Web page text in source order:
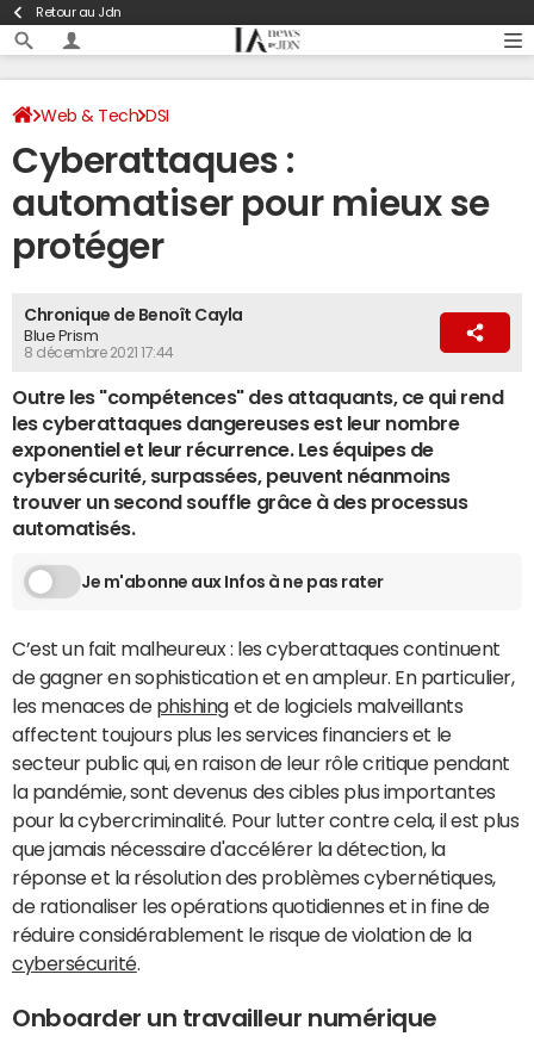
Retour au Jdn
Web & Tech DSI
Cyberattaques :
automatiser pour mieux se
protéger
Chronique de Benoît Cayla
Blue Prism
8 décembre 2021 17:44
Outre les "compétences" des attaquants, ce qui rend
les cyberattaques dangereuses est leur nombre
exponentiel et leur récurrence. Les équipes de
cybersécurité, surpassées, peuvent néanmoins
trouver un second souffle grâce à des processus
automatisés.
Je m'abonne aux Infos à ne pas rater
C’est un fait malheureux : les cyberattaques continuent
de gagner en sophistication et en ampleur. En particulier,
les menaces de phishinget de logiciels malveillants
affectent toujours plus les services financiers et le
secteur public qui, en raison de leur rôle critique pendant
la pandémie, sont devenus des cibles plus importantes
pour la cybercriminalité. Pour lutter contre cela, il est plus
que jamais nécessaire d'accélérer la détection, la
réponse et la résolution des problèmes cybernétiques,
de rationaliser les opérations quotidiennes et in fine de
réduire considérablement le risque de violation de la
cybersécurité.
Onboarder un travailleur numérique